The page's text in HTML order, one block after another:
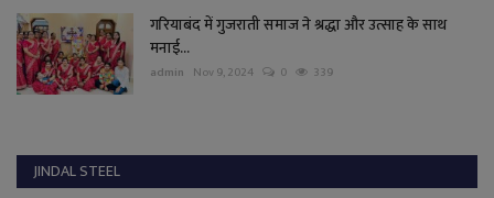
गरियाबंद में गुजराती समाज ने श्रद्धा और उत्साह के साथ
मनाई...
admin Nov 9, 2024 0 339
JINDAL STEEL